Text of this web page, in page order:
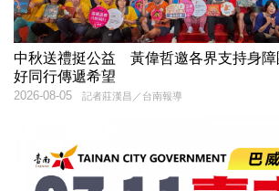
中秋送禮挺公益 黃偉哲邀各界支持身
好同行傳遞希望
記者莊漢昌／台南報導
2026-08-05